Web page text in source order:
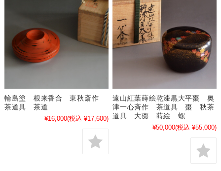
輪島塗 根来香合 東秋斎作
茶道具 茶道
¥16,000(税込 ¥17,600)
遠山紅葉蒔絵乾漆黒大平棗 奥
津一心斉作 茶道具 棗 秋茶
道具 大棗 蒔絵 螺
¥50,000(税込 ¥55,000)